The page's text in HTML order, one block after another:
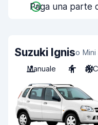
Paga una parte
Suzuki Igniso Mini
Manuale
4 A/C